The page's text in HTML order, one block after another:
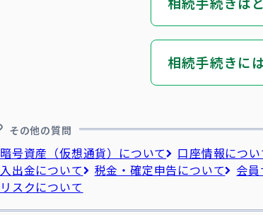
相続手続きに
その他の質問
暗号資産（仮想通貨）について 口座情報につい
入出金について
税金・確定申告について 会
リスクについて